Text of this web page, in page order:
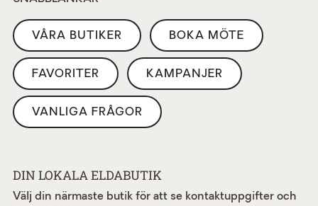
VÅRA BUTIKER BOKA MÖTE
FAVORITER KAMPANJER
VANLIGA FRÅGOR
DIN LOKALA ELDABUTIK
Välj din närmaste butik för att se kontaktuppgifter och